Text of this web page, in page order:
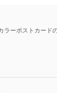
ーポストカード